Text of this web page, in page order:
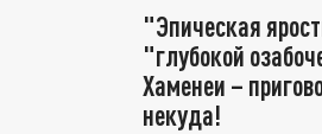
"Эпическая
"глубокой
Хаменеи –
некуда!